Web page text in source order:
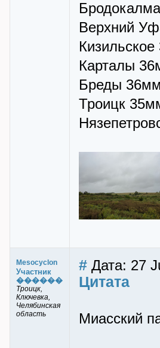
Верхний
Карталы
Бреды 36мм
Троицк
Mesocyclon
Участник
������
Троицк,
Ключевка,
Челябинская
область
# Дата: 27
Цитата
Миасский